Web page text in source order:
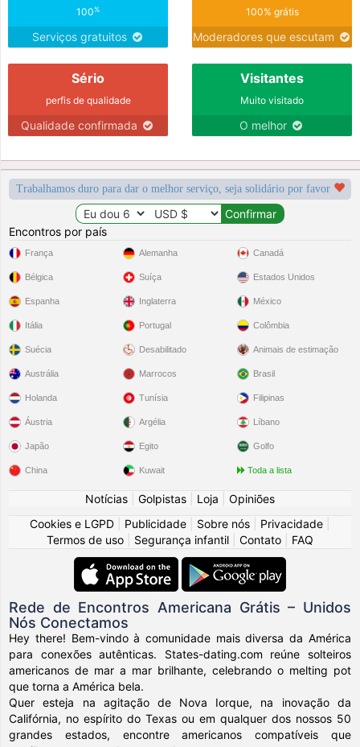
100%
Serviços gratuitos
100% grátis
Moderadores que escutam
Sério
perfis de qualidade
Qualidade confirmada
Visitantes
Muito visitado
O melhor
Trabalhamos duro para dar o melhor serviço, seja solidário por favor
Encontros por país
França
Bélgica
Espanha
Itália
Suécia
Alemanha
Suíça
Inglaterra
Portugal
Desabilitado
Canadá
Estados Unidos
México
Colômbia
Animais de estimação
Austrália
Holanda
Áustria
Japão
China
Marrocos
Tunísia
Argélia
Egito
Kuwait
Brasil
Filipinas
Líbano
Golfo
Toda a lista
Notícias Golpistas Loja
Opiniões
Cookies e LGPD
Publicidade Sobre nós Privacidade
Termos de uso
Segurança infantil Contato FAQ
Rede de Encontros Americana Grátis – Unidos
Nós Conectamos
Hey there! Bem-vindo à comunidade mais diversa da América
para conexões autênticas. States-dating.com reúne solteiros
americanos de mar a mar brilhante, celebrando o melting pot
que torna a América bela.
Quer esteja na agitação de Nova Iorque, na inovação da
Califórnia, no espírito do Texas ou em qualquer dos nossos 50
grandes estados, encontre americanos compatíveis que